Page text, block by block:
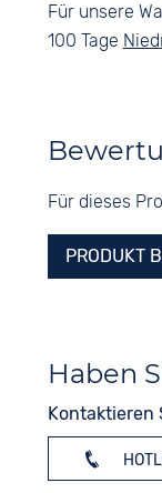
Für unsere
100 Tage
Für dieses
PRODUKT
Haben
Kontaktieren